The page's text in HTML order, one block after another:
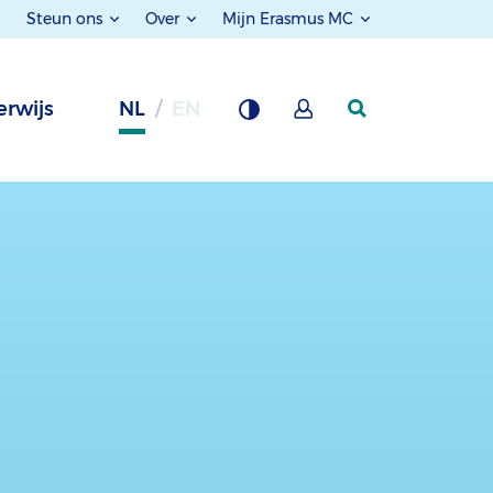
Steun ons Over Mijn Erasmus MC
NL